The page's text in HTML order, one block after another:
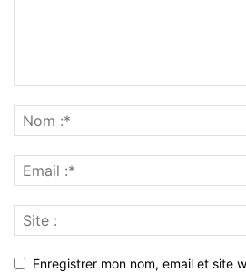
Enregistrer mon nom, email et site